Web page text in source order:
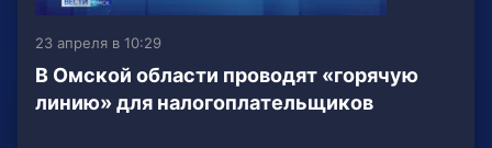
23 апреля в 10:29
В Омской области проводят «горячую
линию» для налогоплательщиков